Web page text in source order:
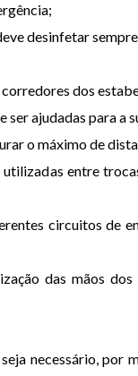
desinfetar
corredores dos
ser ajudadas para a
o máximo de
entre
circuitos de
das mãos
necessário, por